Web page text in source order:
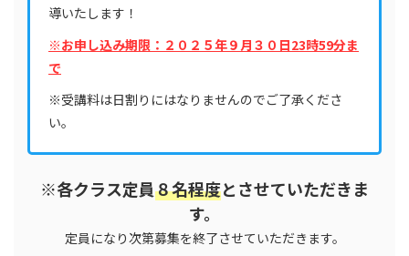
導いたします！
※お申し込み期限：２０２５年９月３０日23時59分ま
で
※受講料は日割りにはなりませんのでご了承くださ
い。
※各クラス定員８名程度とさせていただきま
す。
定員になり次第募集を終了させていただきます。